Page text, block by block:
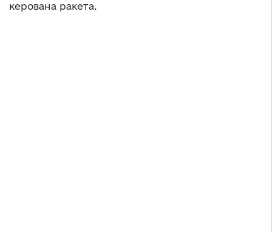
керована ракета.